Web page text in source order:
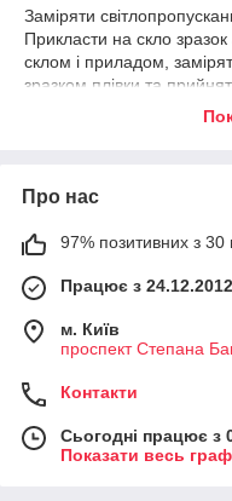
Заміряти
Прикласти на скло
склом і приладом,
зразком плівки та
Пам'ятайте, що захисний
світлопропускання й
наклеїти плівку на скло
наявність води під
якщо світлопропускання
світлопропускання скла
відповідає вимогам
якщо світлопропускання
світлопропускання скла
не відповідає вимогам
дозволеного, у цьому разі
світлопропусканням 90%,
Про нас
97% позитивних з 30
Працює з 24.12.2012
м. Київ
проспект Степана
Контакти
Сьогодні працює з
Показати весь